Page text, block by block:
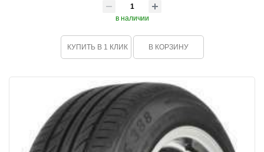
в наличии
КУПИТЬ В 1 КЛИК В КОРЗИНУ